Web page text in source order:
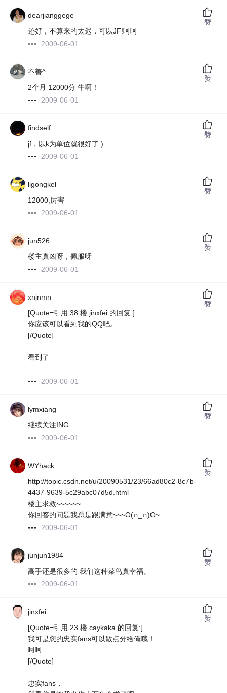
dearjianggege
还好，不算来的太迟，可以JF!呵呵
2009-06-01
赞
不善^
2个月 12000分 牛啊！
2009-06-01
赞
findself
jf，以k为单位就很好了:)
2009-06-01
赞
ligongkel
12000,厉害
2009-06-01
赞
jun526
楼主真凶呀，佩服呀
2009-06-01
赞
xnjnmn
[Quote=引用 38 楼 jinxfei 的回复:]
你应该可以看到我的QQ吧。
[/Quote]
看到了
2009-06-01
赞
lymxiang
继续关注ING
2009-06-01
赞
WYhack
http://topic.csdn.net/u/20090531/23/66ad80c2-8c7b-
4437-9639-5c29abc07d5d.html
楼主求救~~~~~~
你回答的问题我总是跟满意~~~O(∩_∩)O~
2009-06-01
赞
junjun1984
高手还是很多的 我们这种菜鸟真幸福。
2009-06-01
赞
jinxfei
[Quote=引用 23 楼 caykaka 的回复:]
我可是您的忠实fans可以散点分给俺哦！
呵呵
[/Quote]
忠实fans，
赞